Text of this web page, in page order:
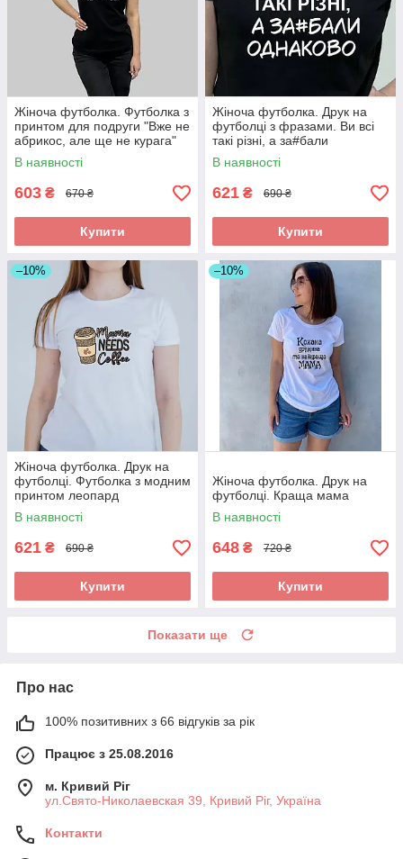
Жіноча футболка. Футболка з
принтом для подруги "Вже не
абрикос, але ще не курага"
В наявності
603 ₴ 670 ₴
Купити
Жіноча футболка. Друк на
футболці з фразами. Ви всі
такі різні, а за#бали
однаково.
В наявності
621 ₴ 690 ₴
Купити
–10%
Жіноча футболка. Друк на
футболці. Футболка з модним
принтом леопард
В наявності
621 ₴ 690 ₴
Купити
–10%
Жіноча футболка. Друк на
футболці. Краща мама
В наявності
648 ₴ 720 ₴
Купити
Показати ще
Про нас
100% позитивних з 66 відгуків за рік
Працює з 25.08.2016
м. Кривий Ріг
ул.Свято-Николаевская 39, Кривий Ріг, Україна
Контакти